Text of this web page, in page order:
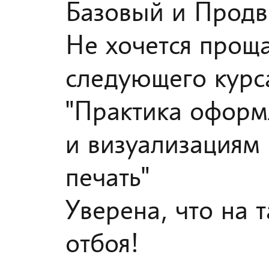
Базовый и
Не хочется
следующего
"Практика
и визуализациям
печать"
Уверена, что на
отбоя!